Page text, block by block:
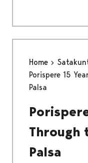
Home
Porispere 15
Palsa
Through
Palsa